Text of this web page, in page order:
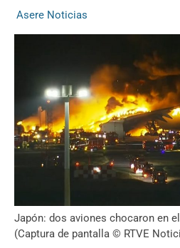
Asere Noticias
Japón: dos aviones chocaron en
(Captura de pantalla © RTVE